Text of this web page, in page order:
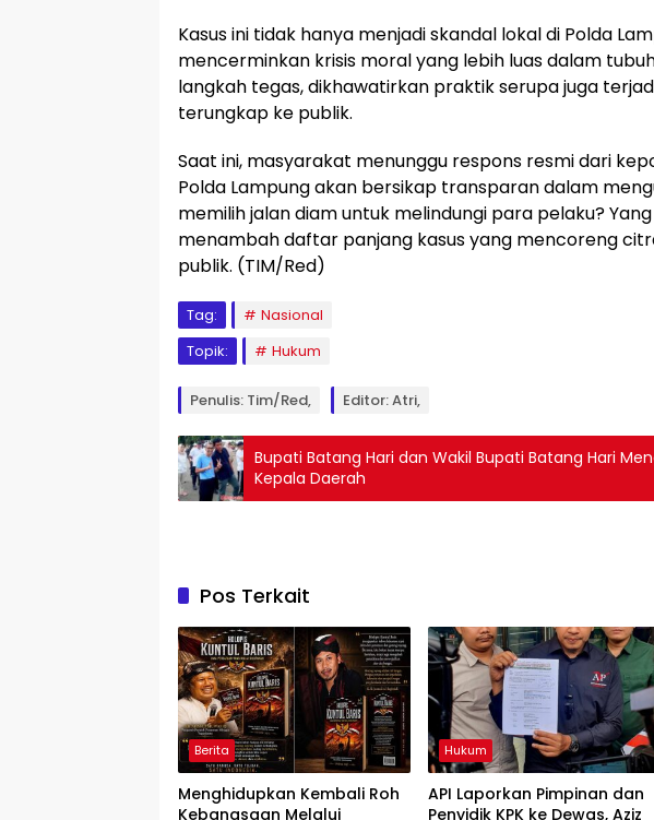
Kasus ini tidak hanya menjadi skandal lokal di Polda
mencerminkan krisis moral yang lebih luas dalam
langkah tegas, dikhawatirkan praktik serupa juga
terungkap ke publik.
Saat ini, masyarakat menunggu respons resmi dari
Polda Lampung akan bersikap transparan dalam
memilih jalan diam untuk melindungi para pelaku?
menambah daftar panjang kasus yang mencoreng
publik. (TIM/Red)
Tag:
Nasional
Topik:
Hukum
Penulis: Tim/Red, Editor: Atri,
Bupati Batang Hari dan Wakil Bupati Batang Hari
Kepala Daerah
Pos Terkait
Berita
Menghidupkan Kembali Roh
Kebangsaan Melalui
Hukum
API Laporkan Pimpinan dan
Penyidik KPK ke Dewas, Aziz